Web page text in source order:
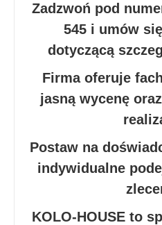
Zadzwoń pod
545 i umów
dotyczącą
Firma oferuje
jasną wycenę
Postaw na
indywidualne
KOLO-HOUSE to